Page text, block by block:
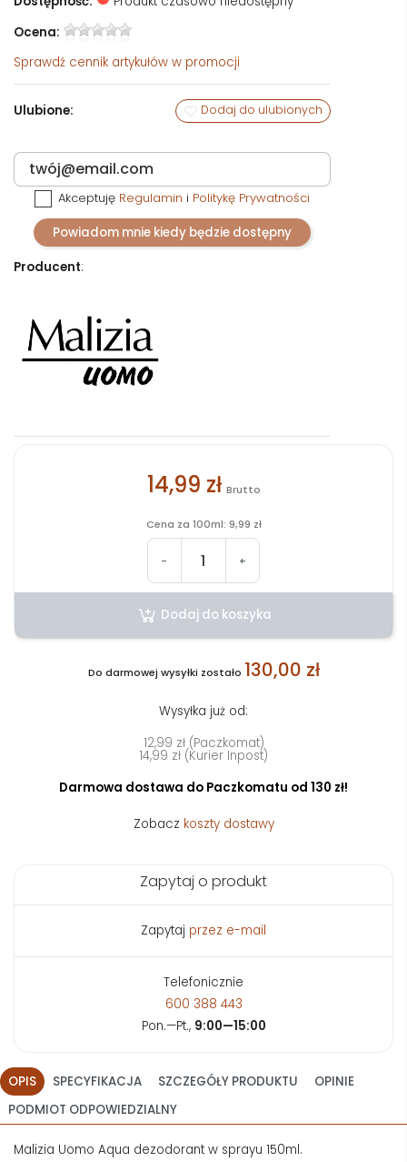
Ocena:
Sprawdź cennik artykułów w promocji
Ulubione: Dodaj do ulubionych
Akceptuję Regulamin i Politykę Prywatności
Powiadom mnie kiedy będzie dostępny
Producent:
14,99 zł Brutto
Cena za 100ml: 9,99 zł
- +
Dodaj do koszyka
Do darmowej wysyłki zostało 130,00 zł
Wysyłka już od:
12,99 zł (Paczkomat)
14,99 zł (Kurier Inpost)
Darmowa dostawa do Paczkomatu od 130 zł!
Zobacz koszty dostawy
Zapytaj o produkt
Zapytaj przez e-mail
Telefonicznie
600 388 443
Pon.—Pt., 9:00—15:00
OPIS SPECYFIKACJA SZCZEGÓŁY PRODUKTU
OPINIE
PODMIOT ODPOWIEDZIALNY
Malizia Uomo Aqua dezodorant w sprayu 150ml.